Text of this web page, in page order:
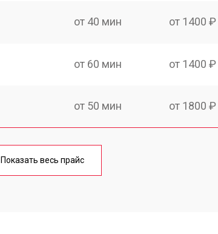
от 40 мин от 1400 ₽
от 60 мин от 1400 ₽
от 50 мин от 1800 ₽
от 60 мин
Показать весь прайс